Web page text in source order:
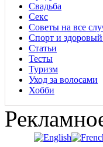
Свадьба
Секс
Советы на все
Спорт и
Статьи
Тесты
Туризм
Уход за волосами
Хобби